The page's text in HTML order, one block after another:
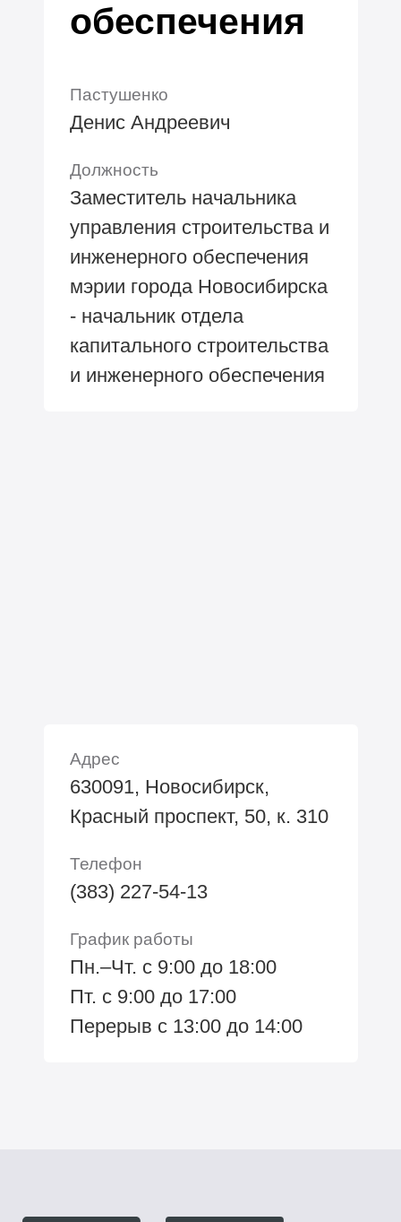
обеспечения
Пастушенко
Денис Андреевич
Должность
Заместитель начальника
управления строительства и
инженерного обеспечения
мэрии города Новосибирска
- начальник отдела
капитального строительства
и инженерного обеспечения
Адрес
630091, Новосибирск,
Красный проспект, 50, к. 310
Телефон
(383) 227-54-13
График работы
Пн.–Чт. с 9:00 до 18:00
Пт. с 9:00 до 17:00
Перерыв с 13:00 до 14:00